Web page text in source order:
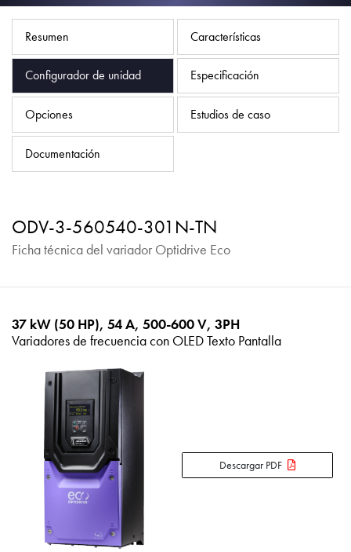
Resumen Características
Configurador de unidad Especificación
Opciones Estudios de caso
Documentación
ODV-3-560540-301N-TN
Ficha técnica del variador Optidrive Eco
37 kW (50 HP), 54 A, 500-600 V, 3PH
Variadores de frecuencia con OLED Texto Pantalla
Descargar PDF
Política de privacidad
Mapa del sitio
iSource